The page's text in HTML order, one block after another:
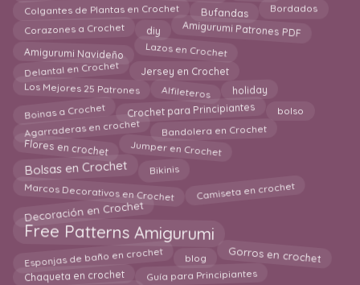
Colgantes de Plantas en Crochet Bufandas Bordados
Corazones a Crochet diy Amigurumi Patrones PDF
Amigurumi Navideño Lazos en Crochet
Delantal en Crochet Jersey en Crochet
Los Mejores 25 Patrones Alfileteros holiday
Boinas a Crochet Crochet para Principiantes bolso
Agarraderas en crochet Bandolera en Crochet
Flores en crochet Jumper en Crochet
Bolsas en Crochet Bikinis
Marcos Decorativos en Crochet Camiseta en crochet
Decoración en Crochet
Free Patterns Amigurumi
Esponjas de baño en crochet blog Gorros en crochet
Chaqueta en crochet Guía para Principiantes